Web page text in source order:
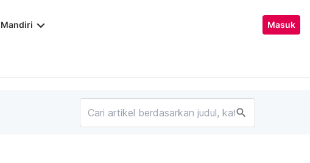
Mandiri keyboard_arrow_down Masuk
search